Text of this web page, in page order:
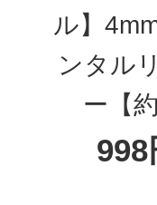
ル】
ンタル
ー【
998